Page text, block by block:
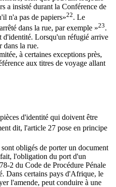
a insisté durant la Conférence de
n'a pas de papiers»22. Le
dans la rue, par exemple »23.
d'identité. Lorsqu'un réfugié arrive
dans la rue.
à certaines exceptions près,
aux titres de voyage allant
d'identité qui doivent être
dit, l'article 27 pose en principe
obligés de porter un document
l'obligation du port d'un
2 du Code de Procédure Pénale
Dans certains pays d'Afrique, le
l'amende, peut conduire à une